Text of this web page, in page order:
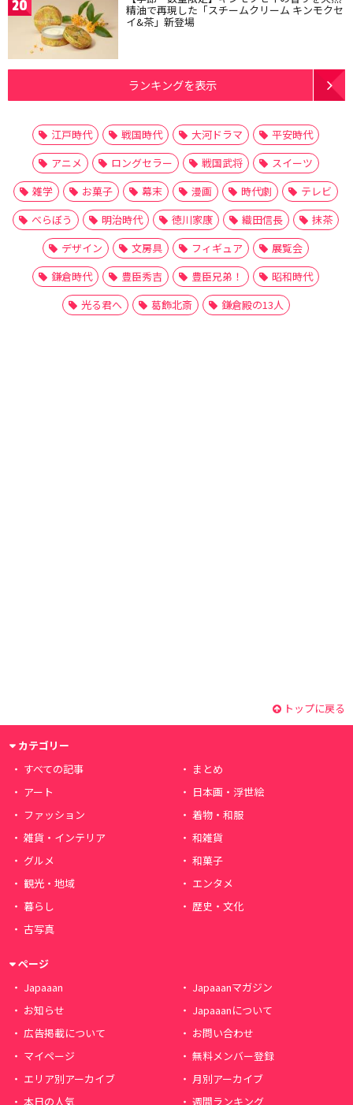
20 精油で再現した「スチームクリーム キンモクセ
イ&茶」新登場
ランキングを表示
江戸時代 戦国時代 大河ドラマ
平安時代
アニメ
ロングセラー 戦国武将
スイーツ
雑学
お菓子 幕末 漫画 時代劇
テレビ
べらぼう
明治時代 徳川家康 織田信長
抹茶
デザイン
文房具 フィギュア
展覧会
鎌倉時代
豊臣秀吉 豊臣兄弟！
昭和時代
光る君へ
葛飾北斎 鎌倉殿の13人
トップに戻る
カテゴリー
すべての記事
まとめ
アート
日本画・浮世絵
ファッション
着物・和服
雑貨・インテリア
和雑貨
グルメ
和菓子
観光・地域
エンタメ
暮らし
歴史・文化
古写真
ページ
Japaaan
Japaaanマガジン
お知らせ
Japaaanについて
広告掲載について
お問い合わせ
マイページ
無料メンバー登録
エリア別アーカイブ
月別アーカイブ
本日の人気
週間ランキング